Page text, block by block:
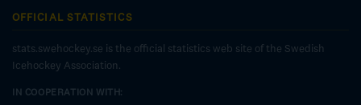
OFFICIAL STATISTICS
stats.swehockey.se is the official statistics web site of the Swedish
Icehockey Association.
IN COOPERATION WITH: